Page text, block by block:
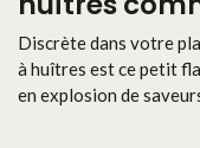
Discrète dans votre
à huîtres est ce petit
en explosion de